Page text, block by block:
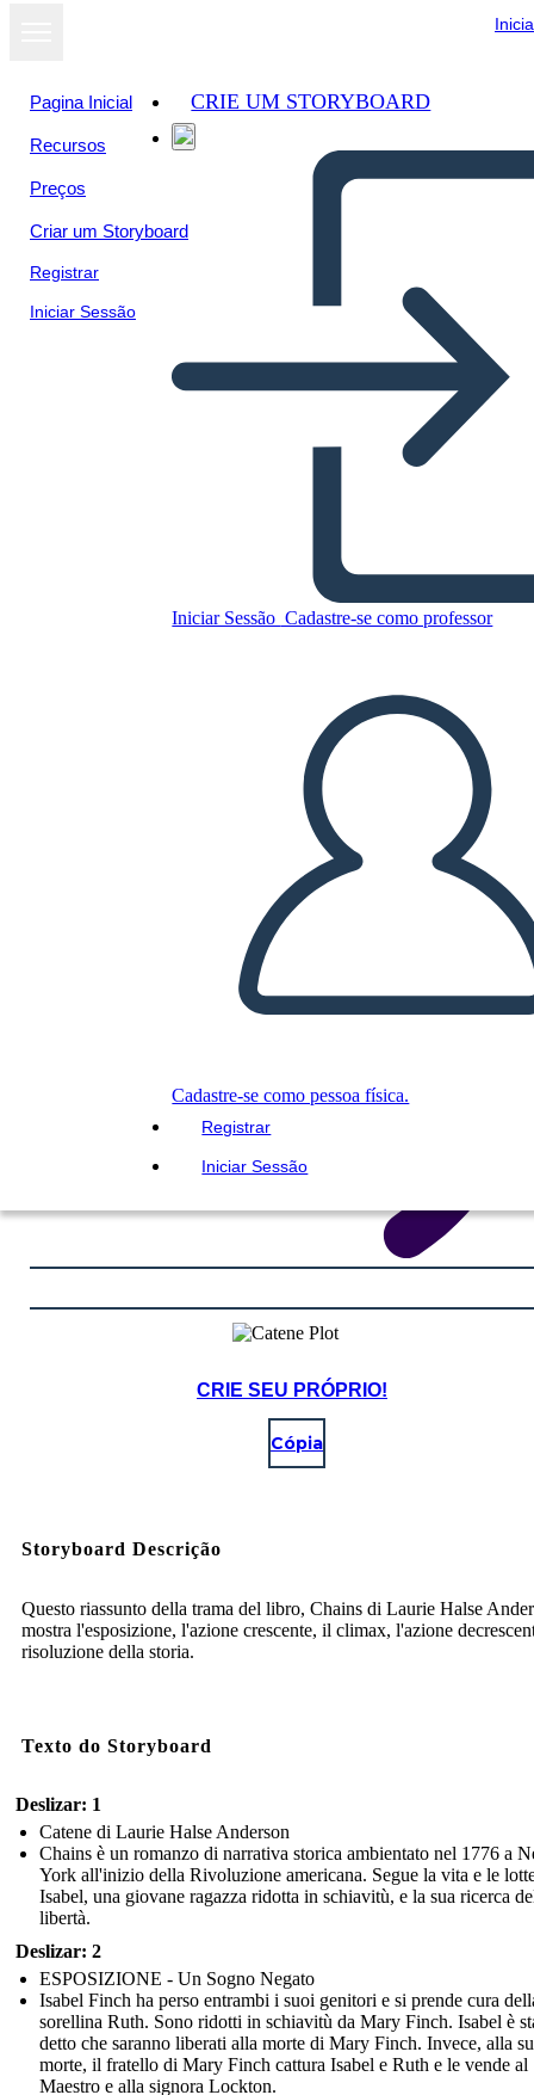
Pagina Inicial
Recursos
Preços
Criar um Storyboard
Registrar
Iniciar Sessão
CRIE UM STORYBOARD
Iniciar Sessão Cadastre-se como professor
Cadastre-se como pessoa física.
Registrar
Iniciar Sessão
Copie este storyboard
REPRODUZIR APRESENTAÇÃO DE SLIDES
LEIA PRA MIM
CRIE SEU PRÓPRIO!
Cópia
Storyboard Descrição
Questo riassunto della trama del libro, Chains di Laurie Halse
mostra l'esposizione, l'azione crescente, il climax, l'azione
risoluzione della storia.
Texto do Storyboard
Deslizar: 1
Catene di Laurie Halse Anderson
Chains è un romanzo di narrativa storica ambientato nel 1776 a
York all'inizio della Rivoluzione americana. Segue la vita e le
Isabel, una giovane ragazza ridotta in schiavitù, e la sua ricerca
libertà.
Deslizar: 2
ESPOSIZIONE - Un Sogno Negato
Isabel Finch ha perso entrambi i suoi genitori e si prende cura
sorellina Ruth. Sono ridotti in schiavitù da Mary Finch. Isabel è
detto che saranno liberati alla morte di Mary Finch. Invece, alla
morte, il fratello di Mary Finch cattura Isabel e Ruth e le vende al
Maestro e alla signora Lockton.